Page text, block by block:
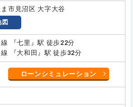
市見沼区 大字大谷
図
『七里』駅 徒歩22分
『大和田』駅 徒歩32分
ローンシミュレーション